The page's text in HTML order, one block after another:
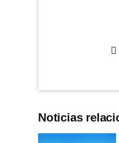
Noticias